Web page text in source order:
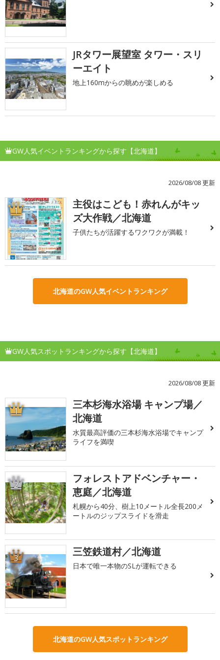
JRタワー展望室 タワー・スリ
ーエイト
地上160mからの眺めが楽しめる
GW人気イベントランキングから探す【北海道】
2026/08/08 更新
1
主役はこども！赤れんがキッ
ズ大作戦／北海道
子供たちが活躍するワクワクが満載！
北海道のGW人気イベントランキング
GW人気スポットランキングから探す【北海道】
2026/08/08 更新
1
三本杉海水浴場 キャンプ場／
北海道
水質最高評価の三本杉海水浴場でキャンプ
ライフを満喫
2
フォレストアドベンチャー・
恵庭／北海道
札幌から40分、樹上10メートル全長200メ
ートルのジップスライドを滑走
3 三笠鉄道村／北海道
日本で唯一本物のSLが運転できる
北海道のGW人気スポットランキング